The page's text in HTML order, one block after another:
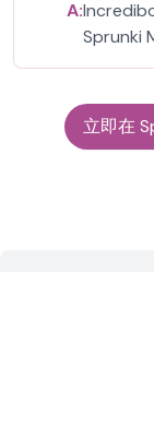
A:
Sprunki
立即在